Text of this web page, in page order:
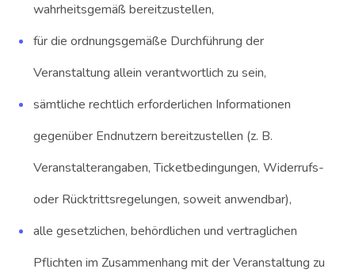
wahrheitsgemäß bereitzustellen,
für die ordnungsgemäße Durchführung der
Veranstaltung allein verantwortlich zu sein,
sämtliche rechtlich erforderlichen Informationen
gegenüber Endnutzern bereitzustellen (z. B.
Veranstalterangaben, Ticketbedingungen, Widerrufs-
oder Rücktrittsregelungen, soweit anwendbar),
alle gesetzlichen, behördlichen und vertraglichen
Pflichten im Zusammenhang mit der Veranstaltung zu